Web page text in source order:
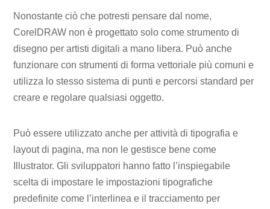
Nonostante ciò che potresti pensare dal nome,
CorelDRAW non è progettato solo come strumento di
disegno per artisti digitali a mano libera. Può anche
funzionare con strumenti di forma vettoriale più comuni e
utilizza lo stesso sistema di punti e percorsi standard per
creare e regolare qualsiasi oggetto.
Può essere utilizzato anche per attività di tipografia e
layout di pagina, ma non le gestisce bene come
Illustrator. Gli sviluppatori hanno fatto l’inspiegabile
scelta di impostare le impostazioni tipografiche
predefinite come l’interlinea e il tracciamento per